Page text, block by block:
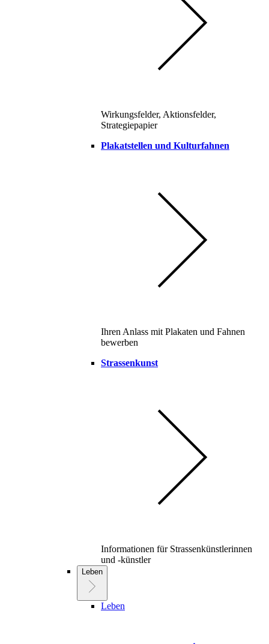
Wirkungsfelder, Aktionsfelder,
Strategiepapier
Plakatstellen und Kulturfahnen
Ihren Anlass mit Plakaten und Fahnen
bewerben
Strassenkunst
Informationen für Strassenkünstlerinnen
und -künstler
Leben
Leben